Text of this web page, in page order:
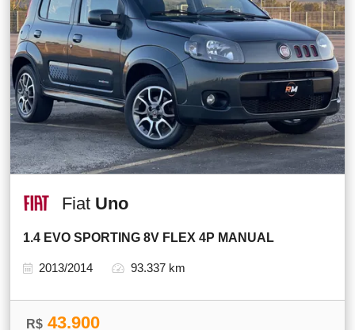
Fiat Uno
1.4 EVO SPORTING 8V FLEX 4P MANUAL
2013/2014 93.337 km
R$ 43.900